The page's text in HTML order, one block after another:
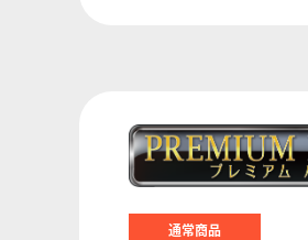
通常商品